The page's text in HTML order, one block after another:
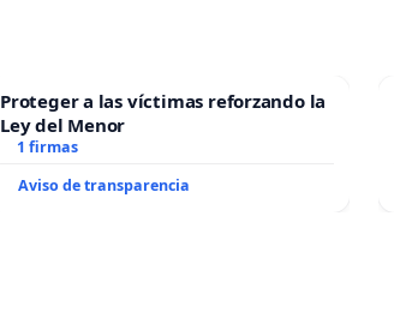
Proteger a las víctimas reforzando la
Ley del Menor
1 firmas
Aviso de transparencia